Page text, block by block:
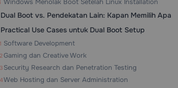
Windows Menolak Boot Setelah Linux Installation
Dual Boot vs. Pendekatan Lain: Kapan Memilih Apa
Practical Use Cases untuk Dual Boot Setup
Software Development
Gaming dan Creative Work
Security Research dan Penetration Testing
Web Hosting dan Server Administration